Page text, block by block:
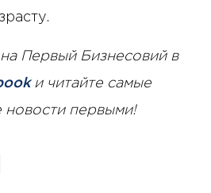
Первый Бизнесовий в
и читайте самые
первыми!